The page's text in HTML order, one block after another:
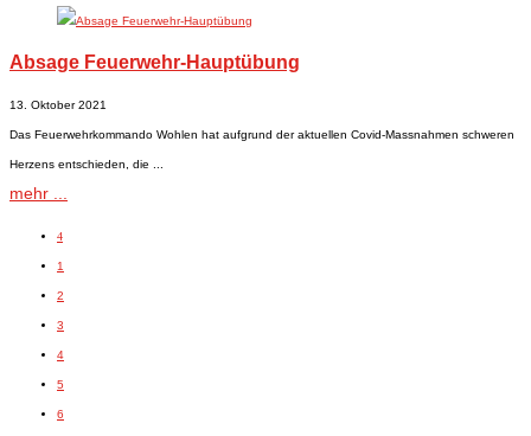
Absage Feuerwehr-Hauptübung
13. Oktober 2021
Das Feuerwehrkommando Wohlen hat aufgrund der aktuellen Covid-Massnahmen schweren
Herzens entschieden, die ...
mehr ...
4
1
2
3
4
5
6